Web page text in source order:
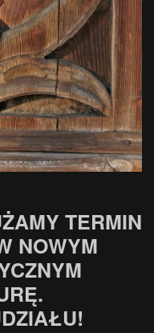
TERMIN
NOWYM